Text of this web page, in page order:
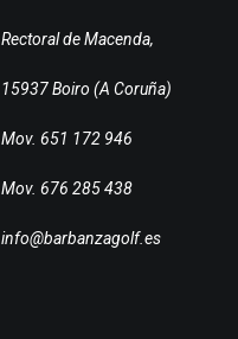
Rectoral de Macenda,
15937 Boiro (A Coruña)
Mov. 651 172 946
Mov. 676 285 438
info@barbanzagolf.es